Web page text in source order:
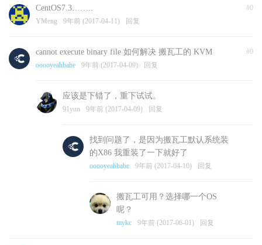
#0
CentOS7.3……..
YMeng 9年前 (2017-04-11) 回复
#0
cannot execute binary file 如何解决 搬瓦工的 KVM
ooooyeahbabe 9年前 (2017-04-09) 回复
应该是下错了，重下试试。
91yun 9年前 (2017-04-09) 回复
找到问题了，是因为搬瓦工默认系统装
的X86 我重装了一下就好了
ooooyeahbabe 9年前 (2017-04-10) 回复
搬瓦工可用？选择哪一个OS
呢？
mykc 9年前 (2017-06-01) 回复